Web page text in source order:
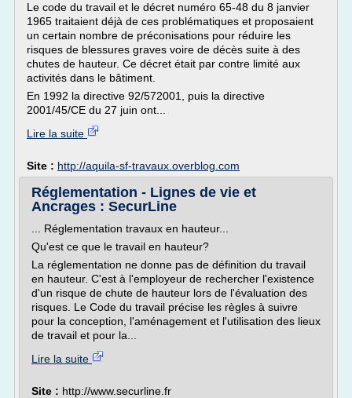
Le code du travail et le décret numéro 65-48 du 8 janvier
1965 traitaient déjà de ces problématiques et proposaient
un certain nombre de préconisations pour réduire les
risques de blessures graves voire de décès suite à des
chutes de hauteur. Ce décret était par contre limité aux
activités dans le bâtiment.
En 1992 la directive 92/572001, puis la directive
2001/45/CE du 27 juin ont...
Lire la suite
Site : http://aquila-sf-travaux.overblog.com
Réglementation - Lignes de vie et
Ancrages : SecurLine
... Réglementation travaux en hauteur...
Qu'est ce que le travail en hauteur?
La réglementation ne donne pas de définition du travail
en hauteur. C'est à l'employeur de rechercher l'existence
d'un risque de chute de hauteur lors de l'évaluation des
risques. Le Code du travail précise les règles à suivre
pour la conception, l'aménagement et l'utilisation des lieux
de travail et pour la...
Lire la suite
Site : http://www.securline.fr